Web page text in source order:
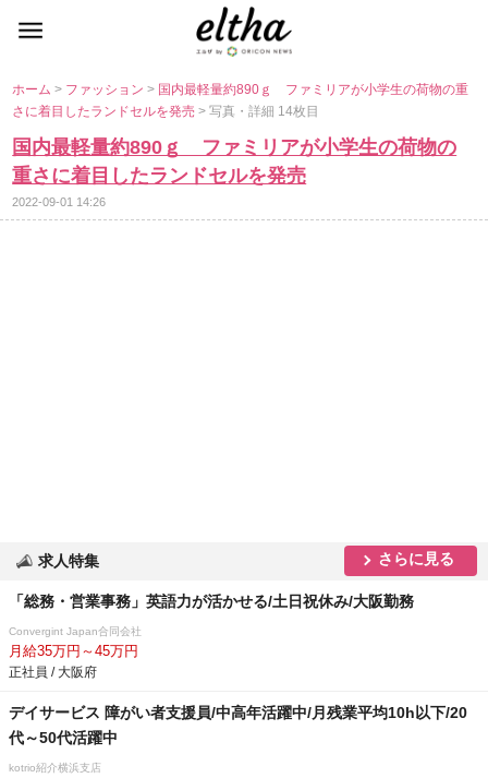
ホーム> ファッション> 国内最軽量約890ｇ ファミリアが小学生の荷物の重
さに着目したランドセルを発売> 写真・詳細 14枚目
国内最軽量約890ｇ ファミリアが小学生の荷物の
重さに着目したランドセルを発売
2022-09-01 14:26
求人特集 さらに見る
「総務・営業事務」英語力が活かせる/土日祝休み/大阪勤務
Convergint Japan合同会社
月給35万円～45万円
正社員 / 大阪府
デイサービス 障がい者支援員/中高年活躍中/月残業平均10h以下/20
代～50代活躍中
kotrio紹介横浜支店